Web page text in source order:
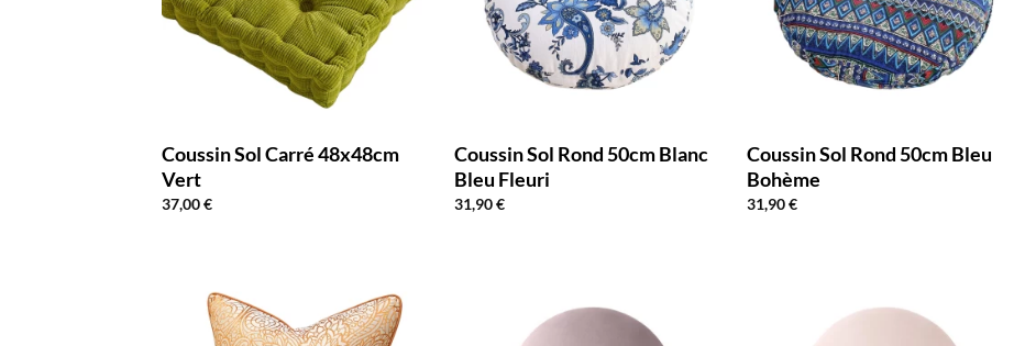
Coussin Sol Carré 48x48cm
Vert
37,00€
Coussin Sol Rond 50cm Blanc
Bleu Fleuri
31,90€
Coussin Sol Rond 50cm Bleu
Bohème
31,90€